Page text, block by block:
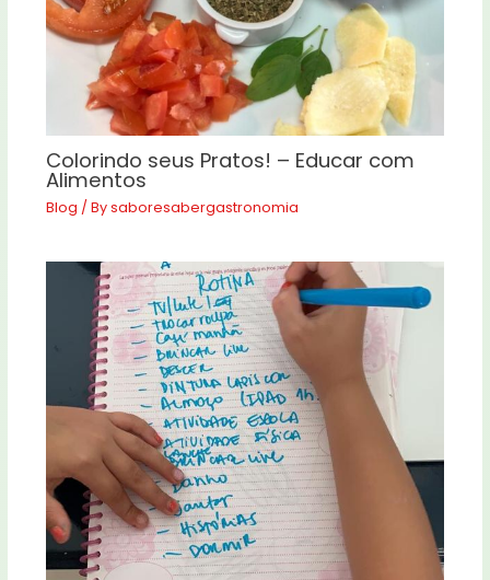
Colorindo seus Pratos! – Educar com
Alimentos
Blog / Bysaboresabergastronomia